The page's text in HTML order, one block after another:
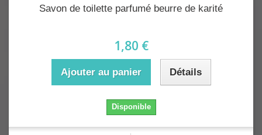
Savon de toilette parfumé beurre de karité
1,80 €
Ajouter au panier Détails
Disponible